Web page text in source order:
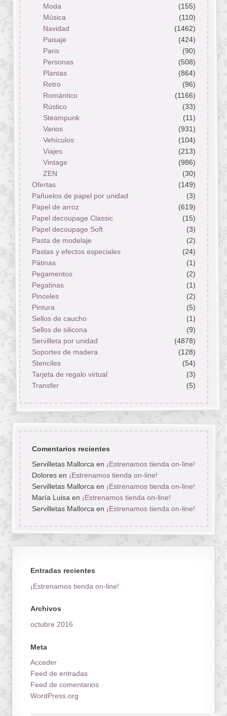
Moda
(155)
Música
(110)
Navidad
(1462)
Paisaje
(424)
Paris
(90)
Personas
(508)
Plantas
(864)
Retro
(96)
Romántico
(1166)
Rústico
(33)
Steampunk
(11)
Varios
(931)
Vehículos
(104)
Viajes
(213)
Vintage
(986)
ZEN
(30)
Ofertas
(149)
Pañuelos de papel por unidad
(3)
Papel de arroz
(619)
Papel decoupage Classic
(15)
Papel decoupage Soft
(3)
Pasta de modelaje
(2)
Pastas y efectos especiales
(24)
Pátinas
(1)
Pegamentos
(2)
Pegatinas
(1)
Pinceles
(2)
Pintura
(5)
Sellos de caucho
(1)
Sellos de silicona
(9)
Servilleta por unidad
(4878)
Soportes de madera
(128)
Stenciles
(54)
Tarjeta de regalo virtual
(3)
Transfer
(5)
Comentarios recientes
Servilletas Mallorcaen ¡Estrenamos tienda on-line!
Doloresen ¡Estrenamos tienda on-line!
Servilletas Mallorcaen ¡Estrenamos tienda on-line!
María Luisaen ¡Estrenamos tienda on-line!
Servilletas Mallorcaen ¡Estrenamos tienda on-line!
Entradas recientes
¡Estrenamos tienda on-line!
Archivos
octubre 2016
Meta
Acceder
Feed de entradas
Feed de comentarios
WordPress.org